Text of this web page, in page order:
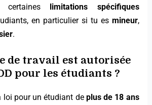
certaines limitations spécifiques
en particulier si tu es mineur,
.
de travail est autorisée
pour les étudiants ?
loi pour un étudiant de plus de 18 ans